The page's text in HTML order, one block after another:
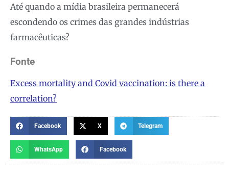
Até quando a mídia brasileira permanecerá
escondendo os crimes das grandes indústrias
farmacêuticas?
Fonte
Excess mortality and Covid vaccination: is there a
correlation?
Facebook X Telegram
WhatsApp Facebook